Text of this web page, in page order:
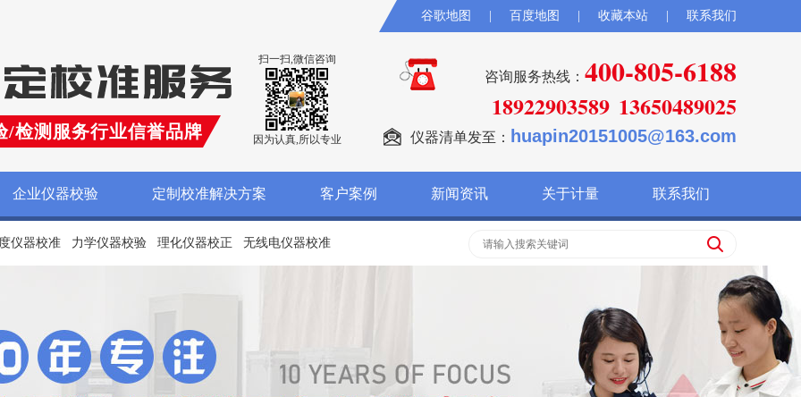
谷歌地图 百度地图 收藏本站 联系我们
/检测服务行业信誉品牌
扫一扫,微信咨询
因为认真,所以专业
咨询服务热线： 400-805-6188
18922903589 13650489025
仪器清单发至： huapin20151005@163.com
企业仪器校验 定制校准解决方案 客户案例 新闻资讯 关于计量 联系我们
仪器校准 力学仪器校验 理化仪器校正 无线电仪器校准